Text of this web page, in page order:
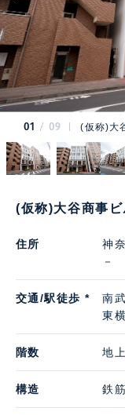
01 09 (仮称)大
(仮称)大谷商事
住所 神
－
交通/駅徒歩 * 南
東
階数 地
構造 鉄